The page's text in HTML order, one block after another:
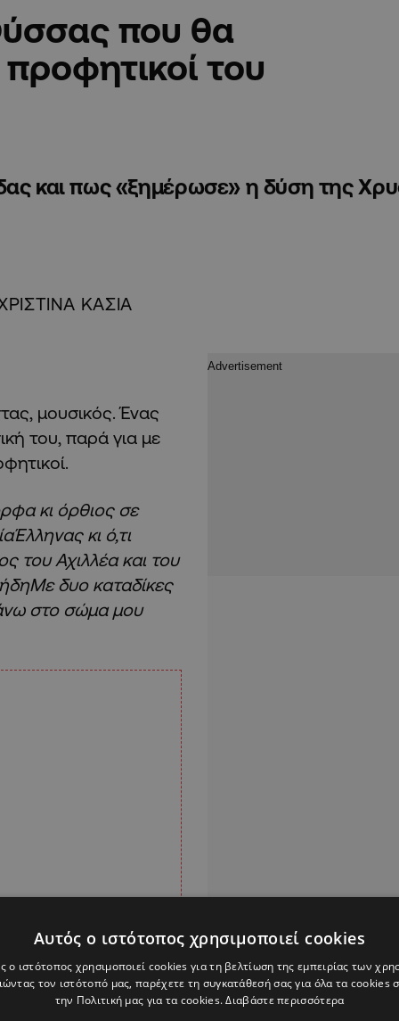
που θα
του
και πως «ξημέρωσε» η δύση της
ΚΑΣΙΑ
μουσικός. Ένας
του, παρά για με
κι όρθιος σε
κι ό,τι
του Αχιλλέα και του
δυο καταδίκες
στο σώμα μου
Αυτός ο ιστότοπος χρησιμοποιεί cookies
ο ιστότοπος χρησιμοποιεί cookies για τη βελτίωση της εμπειρίας των
τον ιστότοπό μας, παρέχετε τη συγκατάθεσή σας για όλα τα cookies
την Πολιτική μας για τα cookies.Διαβάστε περισσότερα